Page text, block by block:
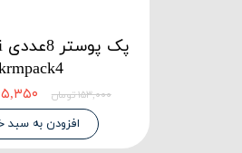
۱۵۳,۰۰۰ تومان ۱۴۵,۳۵۰
افزودن به سبد